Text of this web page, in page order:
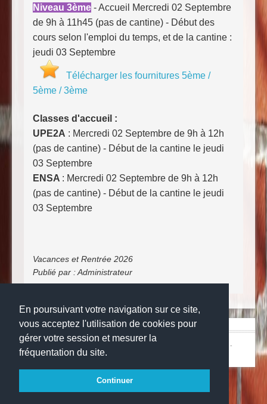
En poursuivant votre navigation sur ce site,
vous acceptez l'utilisation de cookies pour
gérer votre session et mesurer la
fréquentation du site.
Continuer
Niveau 3ème - Accueil Mercredi 02 Septembre
de 9h à 11h45 (pas de cantine) - Début des
cours selon l'emploi du temps, et de la cantine :
jeudi 03 Septembre
Télécharger les fournitures 5ème /
5ème / 3ème
Classes d'accueil :
UPE2A : Mercredi 02 Septembre de 9h à 12h
(pas de cantine) - Début de la cantine le jeudi
03 Septembre
ENSA : Mercredi 02 Septembre de 9h à 12h
(pas de cantine) - Début de la cantine le jeudi
03 Septembre
Vacances et Rentrée 2026
Publié par :Administrateur
-
Websco